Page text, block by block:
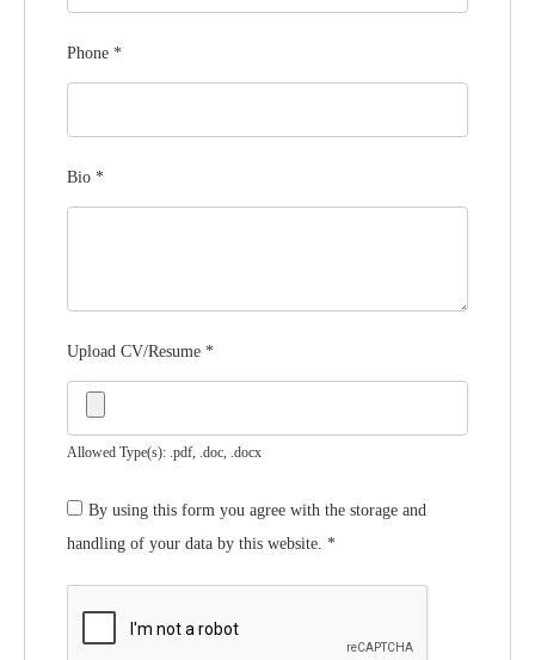
Phone *
Bio *
Upload CV/Resume *
Allowed Type(s): .pdf, .doc, .docx
By using this form you agree with the storage and
handling of your data by this website. *